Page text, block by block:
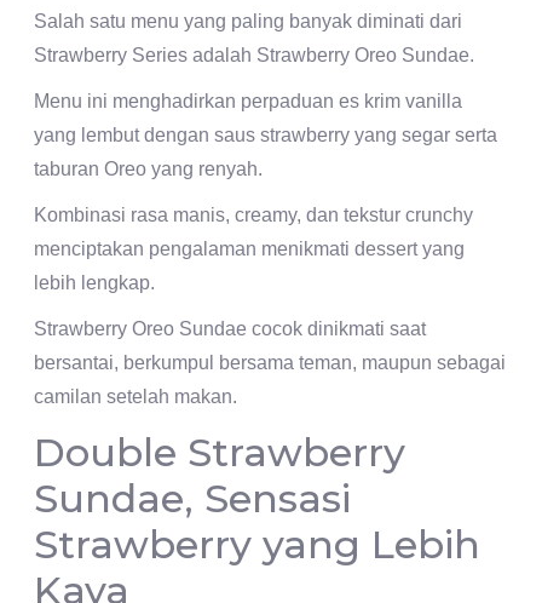
Salah satu menu yang paling banyak diminati dari
Strawberry Series adalah Strawberry Oreo Sundae.
Menu ini menghadirkan perpaduan es krim vanilla
yang lembut dengan saus strawberry yang segar serta
taburan Oreo yang renyah.
Kombinasi rasa manis, creamy, dan tekstur crunchy
menciptakan pengalaman menikmati dessert yang
lebih lengkap.
Strawberry Oreo Sundae cocok dinikmati saat
bersantai, berkumpul bersama teman, maupun sebagai
camilan setelah makan.
Double Strawberry
Sundae, Sensasi
Strawberry yang Lebih
Kaya